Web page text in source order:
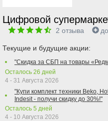
Цифровой
2 отзыва
Текущие и будущие акции:
"Скидка за СБП на товары
Осталось 26 дней
4 - 31 Августа 2026
"Купи комплект техники Beko,
Indesit - получи скидку до 30%!"
Осталось 5 дней
4 - 10 Августа 2026